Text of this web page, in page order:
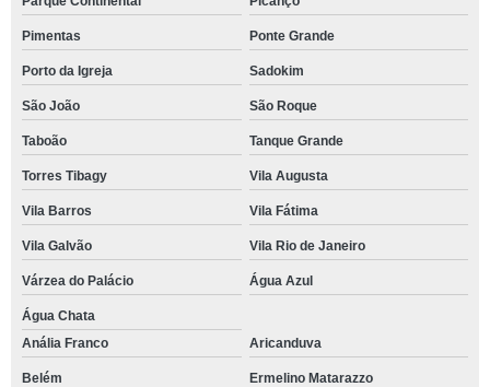
Pimentas Ponte Grande
Porto da Igreja Sadokim
São João São Roque
Taboão Tanque Grande
Torres Tibagy Vila Augusta
Vila Barros Vila Fátima
Vila Galvão Vila Rio de Janeiro
Várzea do Palácio Água Azul
Água Chata
Anália Franco
Aricanduva
Belém Ermelino Matarazzo